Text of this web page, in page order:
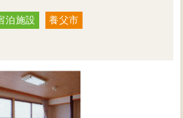
泊施設 養父市